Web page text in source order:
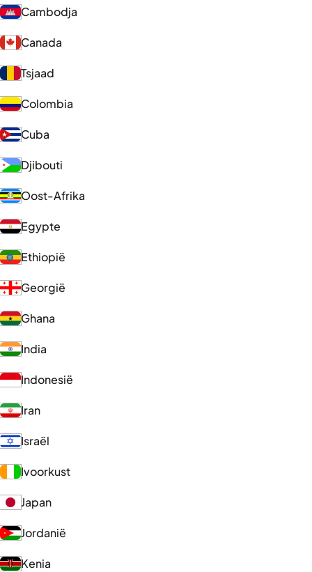
Cambodja
Canada
Tsjaad
Colombia
Cuba
Djibouti
Oost-Afrika
Egypte
Ethiopië
Georgië
Ghana
India
Indonesië
Iran
Israël
Ivoorkust
Japan
Jordanië
Kenia